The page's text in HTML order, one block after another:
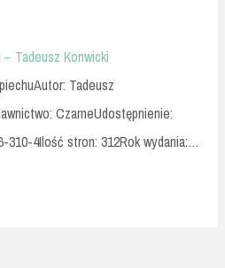
Tadeusz Konwicki
Tadeusz
CzarneUdostępnienie:
310-4Ilość stron: 312Rok wydania:…